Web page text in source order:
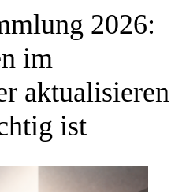
2026:
im
aktualisieren
ist